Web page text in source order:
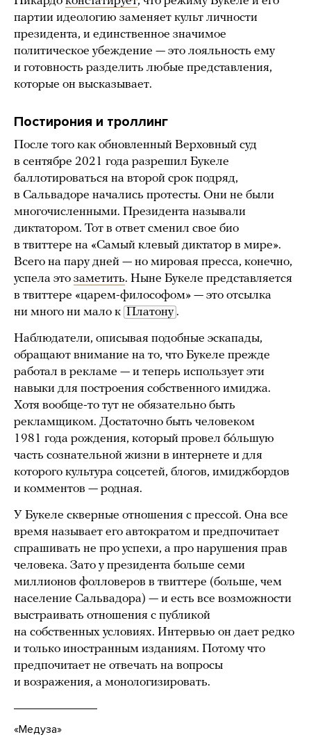
партии идеологию заменяет культ личности
президента, и единственное значимое
политическое убеждение — это лояльность ему
и готовность разделить любые представления,
которые он высказывает.
Постирония и троллинг
После того как обновленный Верховный суд
в сентябре 2021 года разрешил Букеле
баллотироваться на второй срок подряд,
в Сальвадоре начались протесты. Они не были
многочисленными. Президента называли
диктатором. Тот в ответ сменил свое био
в твиттере на «Самый клевый диктатор в мире».
Всего на пару дней — но мировая пресса, конечно,
успела это заметить. Ныне Букеле представляется
в твиттере «царем-философом» — это отсылка
ни много ни мало к Платону .
Наблюдатели, описывая подобные эскапады,
обращают внимание на то, что Букеле прежде
работал в рекламе — и теперь использует эти
навыки для построения собственного имиджа.
Хотя вообще-то тут не обязательно быть
рекламщиком. Достаточно быть человеком
1981 года рождения, который провел бóльшую
часть сознательной жизни в интернете и для
которого культура соцсетей, блогов, имиджбордов
и комментов — родная.
У Букеле скверные отношения с прессой. Она все
время называет его автократом и предпочитает
спрашивать не про успехи, а про нарушения прав
человека. Зато у президента больше семи
миллионов фолловеров в твиттере (больше, чем
население Сальвадора) — и есть все возможности
выстраивать отношения с публикой
на собственных условиях. Интервью он дает редко
и только иностранным изданиям. Потому что
предпочитает не отвечать на вопросы
и возражения, а монологизировать.
«Медуза»